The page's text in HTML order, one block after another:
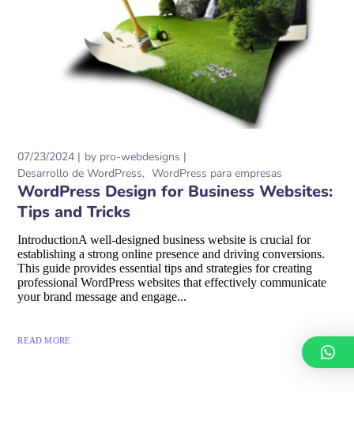
07/23/2024 by pro-webdesigns
Desarrollo de WordPress
WordPress para empresas
WordPress Design for Business Websites:
Tips and Tricks
IntroductionA well-designed business website is crucial for
establishing a strong online presence and driving conversions.
This guide provides essential tips and strategies for creating
professional WordPress websites that effectively communicate
your brand message and engage...
READ MORE